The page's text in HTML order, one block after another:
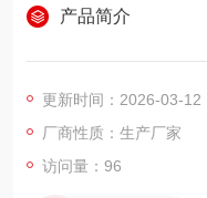
产品简介
更新时间：2026-03-12
厂商性质：生产厂家
访问量：96